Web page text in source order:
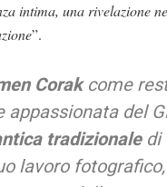
intima, una rivelazione
”.
Corakcome
del
tradizionaledi
lavoro